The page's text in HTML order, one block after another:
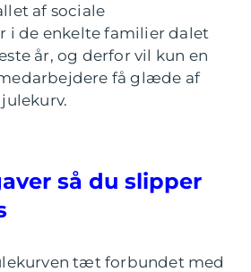
af sociale
i de enkelte familier dalet
år, og derfor vil kun en
få glæde af
så du slipper
tæt forbundet med